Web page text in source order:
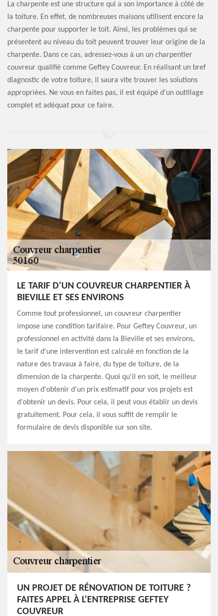
La charpente est une structure qui a son importance à côté de
la toiture. En effet, de nombreuses maisons utilisent encore la
charpente pour supporter le toit. Ainsi, les problèmes qui se
présentent au niveau du toit peuvent trouver leur origine de la
charpente. Dans ce cas, adressez-vous à un un charpentier
couvreur qualifié comme Geftey Couvreur. En réalisant un bref
diagnostic de votre toiture, il saura vite trouver les solutions
appropriées. Ne vous en faites pas, il est équipé d'un outillage
complet et adéquat pour ce faire.
LE TARIF D'UN COUVREUR CHARPENTIER À
BIEVILLE ET SES ENVIRONS
Comme tout professionnel, un couvreur charpentier
impose une condition tarifaire. Pour Geftey Couvreur, un
professionnel en activité dans la Bieville et ses environs,
le tarif d'une intervention est calculé en fonction de la
nature des travaux à faire, du type de toiture, de la
dimension de la charpente. Quoi qu'il en soit, le meilleur
moyen d'obtenir d'un prix estimatif pour vos projets est
d'obtenir un devis. Pour cela, il peut vous établir un devis
gratuitement. Pour cela, il vous suffit de remplir le
formulaire de devis disponible sur son site.
UN PROJET DE RÉNOVATION DE TOITURE ?
FAITES APPEL À L'ENTREPRISE GEFTEY
COUVREUR